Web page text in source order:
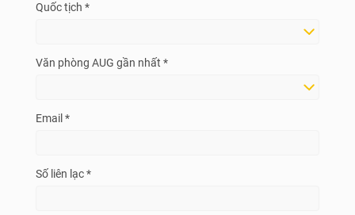
Quốc tịch *
Văn phòng AUG gần nhất *
Email *
Số liên lạc *